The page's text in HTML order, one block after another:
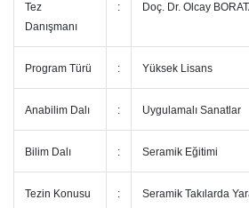
Tez
Danışmanı
: Doç. Dr. Olcay
Program Türü : Yüksek Lisans
Anabilim Dalı : Uygulamalı Sanatlar
Bilim Dalı : Seramik Eğitimi
Tezin Konusu : Seramik Takılarda